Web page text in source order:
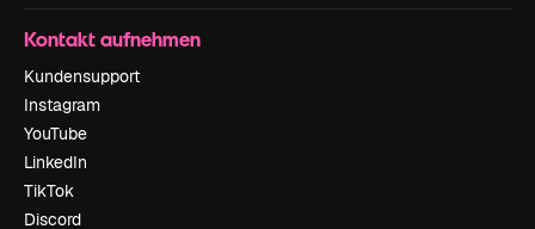
Kontakt aufnehmen
Kundensupport
Instagram
YouTube
LinkedIn
TikTok
Discord